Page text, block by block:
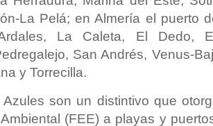
La Pelá; en Almería el puerto
La Caleta, El Dedo,
San Andrés, Venus-
y Torrecilla.
son un distintivo que
(FEE) a playas y